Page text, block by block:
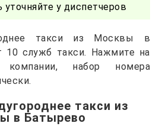
у диспетчеров
такси из Москвы в
10 служб такси. Нажмите на
набор номера
такси из
в Батырево